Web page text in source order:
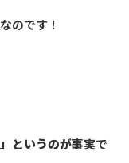
のです！
というのが事実で